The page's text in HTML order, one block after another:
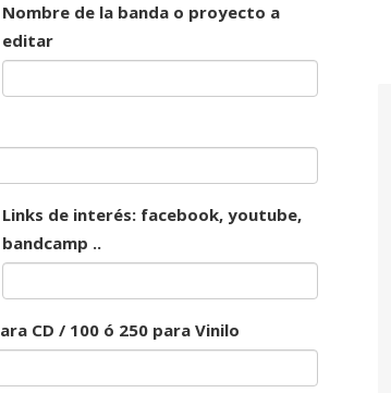
Nombre de la banda o proyecto a
editar
Links de interés: facebook, youtube,
bandcamp ..
CD / 100 ó 250 para Vinilo